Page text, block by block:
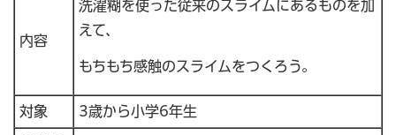
内容
洗濯糊を使った従来のスライムにあるものを加
えて、
もちもち感触のスライムをつくろう。
対象 3歳から小学6年生